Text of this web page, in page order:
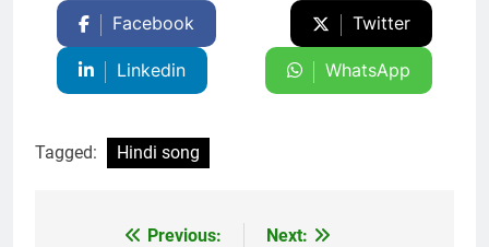
Facebook Twitter
Linkedin WhatsApp
Tagged: Hindi song
Previous:
Next: